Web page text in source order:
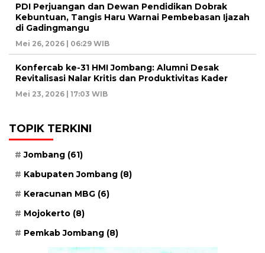
PDI Perjuangan dan Dewan Pendidikan Dobrak
Kebuntuan, Tangis Haru Warnai Pembebasan Ijazah
di Gadingmangu
Mei 26, 2026 | 06:29 WIB
Konfercab ke-31 HMI Jombang: Alumni Desak
Revitalisasi Nalar Kritis dan Produktivitas Kader
Mei 23, 2026 | 17:03 WIB
TOPIK TERKINI
Jombang (61)
Kabupaten Jombang (8)
Keracunan MBG (6)
Mojokerto (8)
Pemkab Jombang (8)